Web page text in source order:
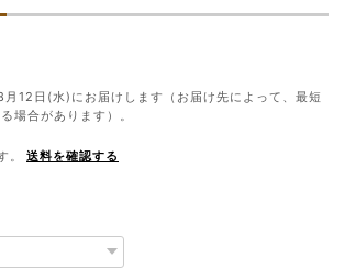
12日(水)にお届けします（お届け先によって、最短
場合があります）。
。 送料を確認する